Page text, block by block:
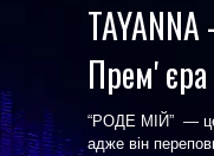
“РОДЕ МІЙ” ­ —­­­­
адже він